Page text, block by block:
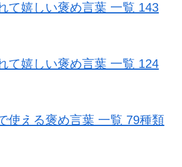
て嬉しい褒め言葉 一覧 143
て嬉しい褒め言葉 一覧 124
使える褒め言葉 一覧 79種類